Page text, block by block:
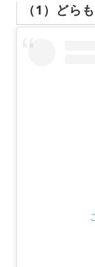
（1）どら